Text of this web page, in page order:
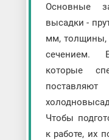
Основные
высадки -
мм, толщины,
сечением.
которые
Чтобы
к работе, их